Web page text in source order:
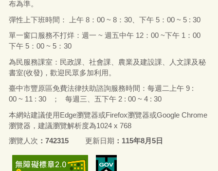
網站使用說明
通訊地址：420208臺中市豐原區市政路 2 號
機關統一編號 : 55510800
電話：(04)25222106 (總機)網路行動電話：0972-634811 (代表
號)
傳真電話：(04)25293296
箱：ilyvivian@taichung.gov.tw處理單位:人事室
有關本所各課室聯絡資訊，請 【點我】
辦公時間：週一至週五(週六、日、國定例假日除外
00 ~下午5 : 00